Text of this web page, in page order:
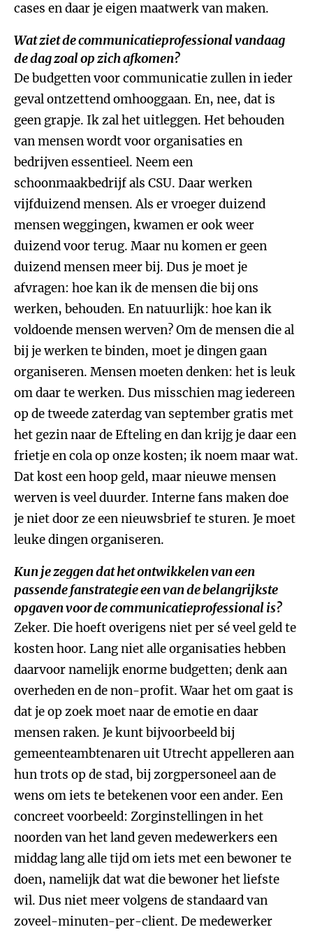
cases en daar je eigen maatwerk van maken.
Wat ziet de communicatieprofessional vandaag
de dag zoal op zich afkomen?
De budgetten voor communicatie zullen in ieder
geval ontzettend omhooggaan. En, nee, dat is
geen grapje. Ik zal het uitleggen. Het behouden
van mensen wordt voor organisaties en
bedrijven essentieel. Neem een
schoonmaakbedrijf als CSU. Daar werken
vijfduizend mensen. Als er vroeger duizend
mensen weggingen, kwamen er ook weer
duizend voor terug. Maar nu komen er geen
duizend mensen meer bij. Dus je moet je
afvragen: hoe kan ik de mensen die bij ons
werken, behouden. En natuurlijk: hoe kan ik
voldoende mensen werven? Om de mensen die al
bij je werken te binden, moet je dingen gaan
organiseren. Mensen moeten denken: het is leuk
om daar te werken. Dus misschien mag iedereen
op de tweede zaterdag van september gratis met
het gezin naar de Efteling en dan krijg je daar een
frietje en cola op onze kosten; ik noem maar wat.
Dat kost een hoop geld, maar nieuwe mensen
werven is veel duurder. Interne fans maken doe
je niet door ze een nieuwsbrief te sturen. Je moet
leuke dingen organiseren.
Kun je zeggen dat het ontwikkelen van een
passende fanstrategie een van de belangrijkste
opgaven voor de communicatieprofessional is?
Zeker. Die hoeft overigens niet per sé veel geld te
kosten hoor. Lang niet alle organisaties hebben
daarvoor namelijk enorme budgetten; denk aan
overheden en de non-profit. Waar het om gaat is
dat je op zoek moet naar de emotie en daar
mensen raken. Je kunt bijvoorbeeld bij
gemeenteambtenaren uit Utrecht appelleren aan
hun trots op de stad, bij zorgpersoneel aan de
wens om iets te betekenen voor een ander. Een
concreet voorbeeld: Zorginstellingen in het
noorden van het land geven medewerkers een
middag lang alle tijd om iets met een bewoner te
doen, namelijk dat wat die bewoner het liefste
wil. Dus niet meer volgens de standaard van
zoveel-minuten-per-client. De medewerker